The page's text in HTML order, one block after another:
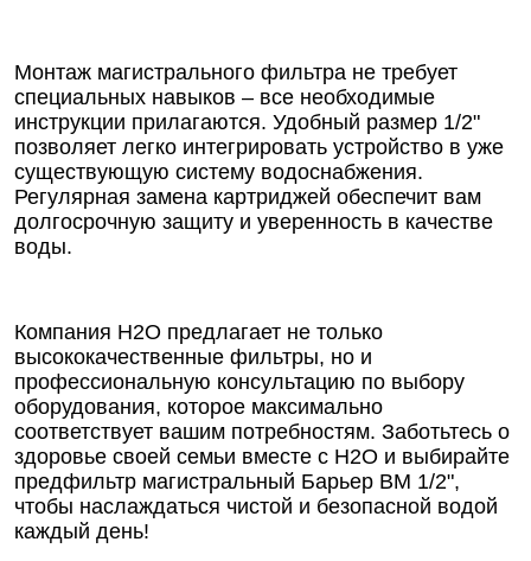
Монтаж магистрального фильтра не требует
специальных навыков – все необходимые
инструкции прилагаются. Удобный размер 1/2"
позволяет легко интегрировать устройство в уже
существующую систему водоснабжения.
Регулярная замена картриджей обеспечит вам
долгосрочную защиту и уверенность в качестве
воды.
Компания Н2О предлагает не только
высококачественные фильтры, но и
профессиональную консультацию по выбору
оборудования, которое максимально
соответствует вашим потребностям. Заботьтесь о
здоровье своей семьи вместе с Н2О и выбирайте
предфильтр магистральный Барьер ВМ 1/2",
чтобы наслаждаться чистой и безопасной водой
каждый день!